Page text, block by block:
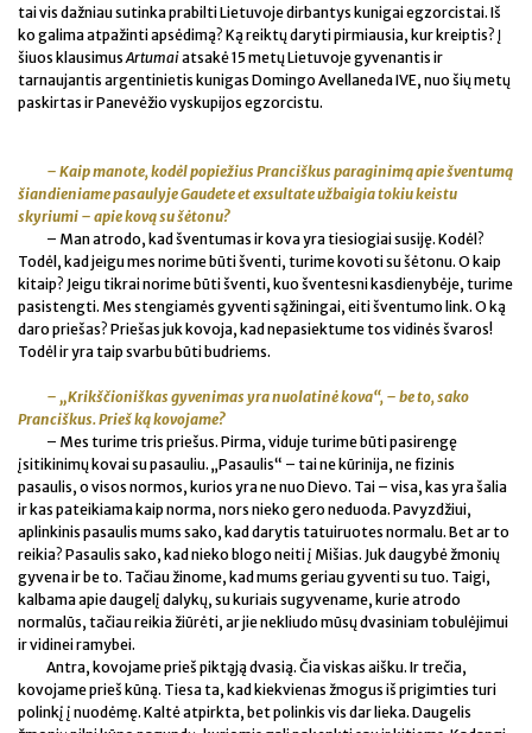
tai vis dažniau sutinka prabilti Lietuvoje dirbantys kunigai egzorcistai. Iš
ko galima atpažinti apsėdimą? Ką reiktų daryti pirmiausia, kur kreiptis? Į
šiuos klausimus Artumaiatsakė 15 metų Lietuvoje gyvenantis ir
tarnaujantis argentinietis kunigas Domingo Avellaneda IVE, nuo šių metų
paskirtas ir Panevėžio vyskupijos egzorcistu.
– Kaip manote, kodėl popiežius Pranciškus paraginimą apie šventumą
šiandieniame pasaulyje Gaudete et exsultate užbaigia tokiu keistu
skyriumi – apie kovą su šėtonu?
– Man atrodo, kad šventumas ir kova yra tiesiogiai susiję. Kodėl?
Todėl, kad jeigu mes norime būti šventi, turime kovoti su šėtonu. O kaip
kitaip? Jeigu tikrai norime būti šventi, kuo šventesni kasdienybėje, turime
pasistengti. Mes stengiamės gyventi sąžiningai, eiti šventumo link. O ką
daro priešas? Priešas juk kovoja, kad nepasiektume tos vidinės švaros!
Todėl ir yra taip svarbu būti budriems.
– „Krikščioniškas gyvenimas yra nuolatinė kova“, – be to, sako
Pranciškus. Prieš ką kovojame?
– Mes turime tris priešus. Pirma, viduje turime būti pasirengę
įsitikinimų kovai su pasauliu. „Pasaulis“ – tai ne kūrinija, ne fizinis
pasaulis, o visos normos, kurios yra ne nuo Dievo. Tai – visa, kas yra šalia
ir kas pateikiama kaip norma, nors nieko gero neduoda. Pavyzdžiui,
aplinkinis pasaulis mums sako, kad darytis tatuiruotes normalu. Bet ar to
reikia? Pasaulis sako, kad nieko blogo neiti į Mišias. Juk daugybė žmonių
gyvena ir be to. Tačiau žinome, kad mums geriau gyventi su tuo. Taigi,
kalbama apie daugelį dalykų, su kuriais sugyvename, kurie atrodo
normalūs, tačiau reikia žiūrėti, ar jie nekliudo mūsų dvasiniam tobulėjimui
ir vidinei ramybei.
Antra, kovojame prieš piktąją dvasią. Čia viskas aišku. Ir trečia,
kovojame prieš kūną. Tiesa ta, kad kiekvienas žmogus iš prigimties turi
polinkį į nuodėmę. Kaltė atpirkta, bet polinkis vis dar lieka. Daugelis